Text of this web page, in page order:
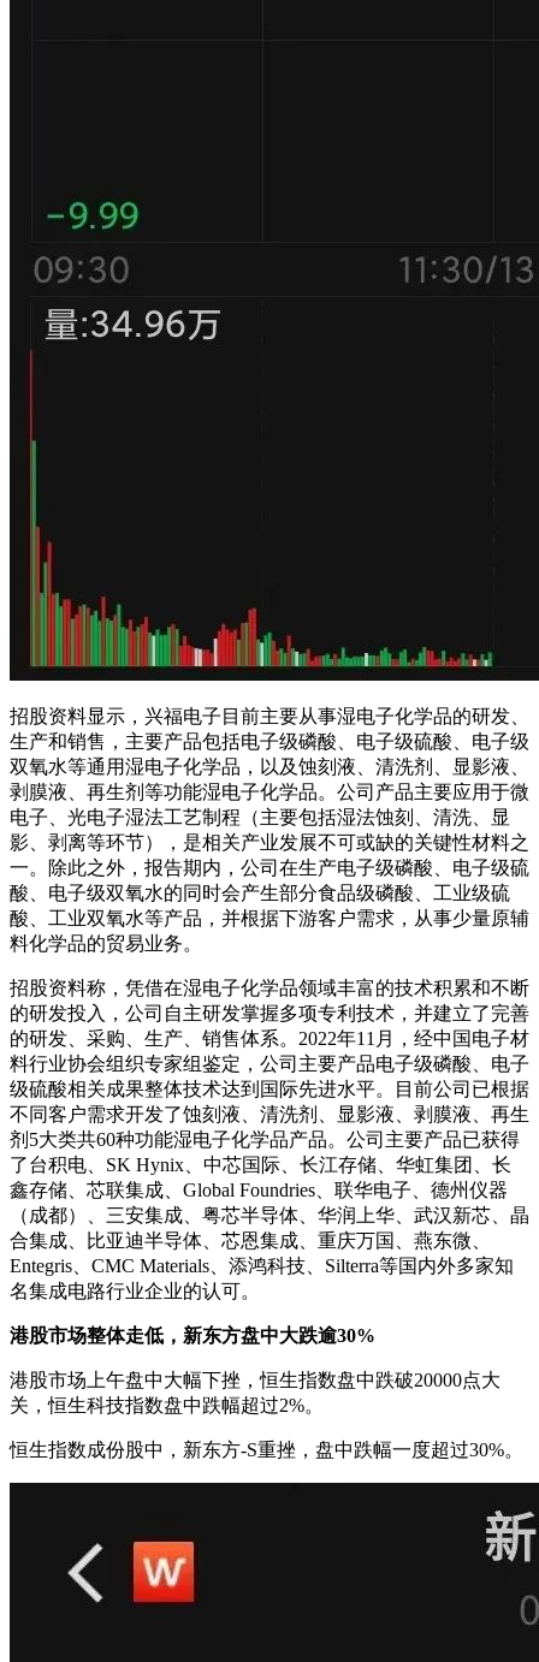
招股资料显示，兴福电子目前主要从事湿电子化学品的研发、
生产和销售，主要产品包括电子级磷酸、电子级硫酸、电子级
双氧水等通用湿电子化学品，以及蚀刻液、清洗剂、显影液、
剥膜液、再生剂等功能湿电子化学品。公司产品主要应用于微
电子、光电子湿法工艺制程（主要包括湿法蚀刻、清洗、显
影、剥离等环节），是相关产业发展不可或缺的关键性材料之
一。除此之外，报告期内，公司在生产电子级磷酸、电子级硫
酸、电子级双氧水的同时会产生部分食品级磷酸、工业级硫
酸、工业双氧水等产品，并根据下游客户需求，从事少量原辅
料化学品的贸易业务。
招股资料称，凭借在湿电子化学品领域丰富的技术积累和不断
的研发投入，公司自主研发掌握多项专利技术，并建立了完善
的研发、采购、生产、销售体系。2022年11月，经中国电子材
料行业协会组织专家组鉴定，公司主要产品电子级磷酸、电子
级硫酸相关成果整体技术达到国际先进水平。目前公司已根据
不同客户需求开发了蚀刻液、清洗剂、显影液、剥膜液、再生
剂5大类共60种功能湿电子化学品产品。公司主要产品已获得
了台积电、SK Hynix、中芯国际、长江存储、华虹集团、长
鑫存储、芯联集成、Global Foundries、联华电子、德州仪器
（成都）、三安集成、粤芯半导体、华润上华、武汉新芯、晶
合集成、比亚迪半导体、芯恩集成、重庆万国、燕东微、
Entegris、CMC Materials、添鸿科技、Silterra等国内外多家知
名集成电路行业企业的认可。
港股市场整体走低，新东方盘中大跌逾30%
港股市场上午盘中大幅下挫，恒生指数盘中跌破20000点大
关，恒生科技指数盘中跌幅超过2%。
恒生指数成份股中，新东方-S重挫，盘中跌幅一度超过30%。